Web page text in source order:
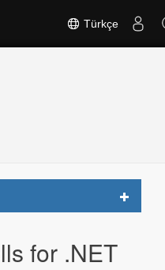
Türkçe
Toggle
for .NET